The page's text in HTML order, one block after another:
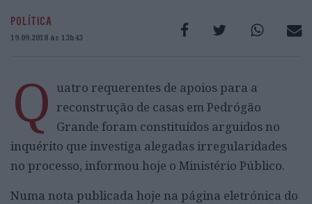
POLÍTICA
19.09.2018 às 13h43
Q uatro requerentes de apoios para a
reconstrução de casas em Pedrógão
Grande foram constituídos arguidos no
inquérito que investiga alegadas irregularidades
no processo, informou hoje o Ministério Público.
Numa nota publicada hoje na página eletrónica do